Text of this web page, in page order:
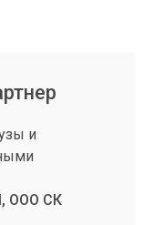
и
ООО СК